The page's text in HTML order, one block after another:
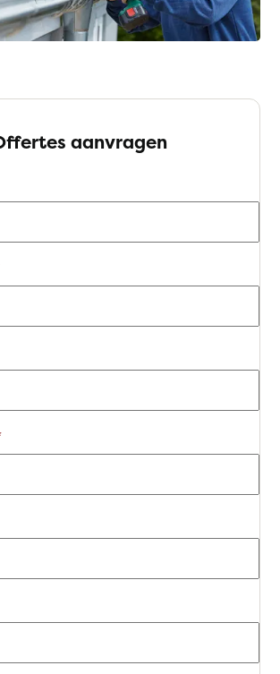
aanvragen